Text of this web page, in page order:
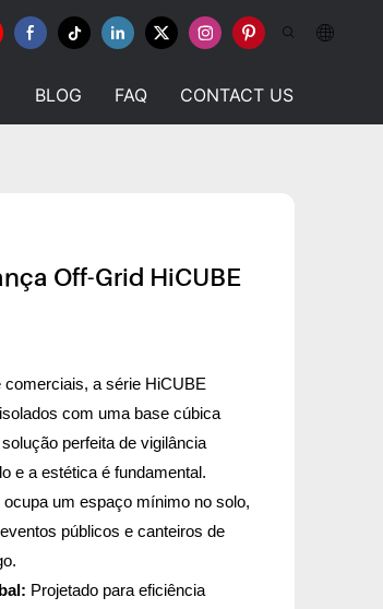
BLOG FAQ CONTACT US
Off-Grid HiCUBE
a série HiCUBE
com uma base cúbica
perfeita de vigilância
e a estética é fundamental.
ocupa um espaço mínimo no solo,
públicos e canteiros de
Projetado para eficiência